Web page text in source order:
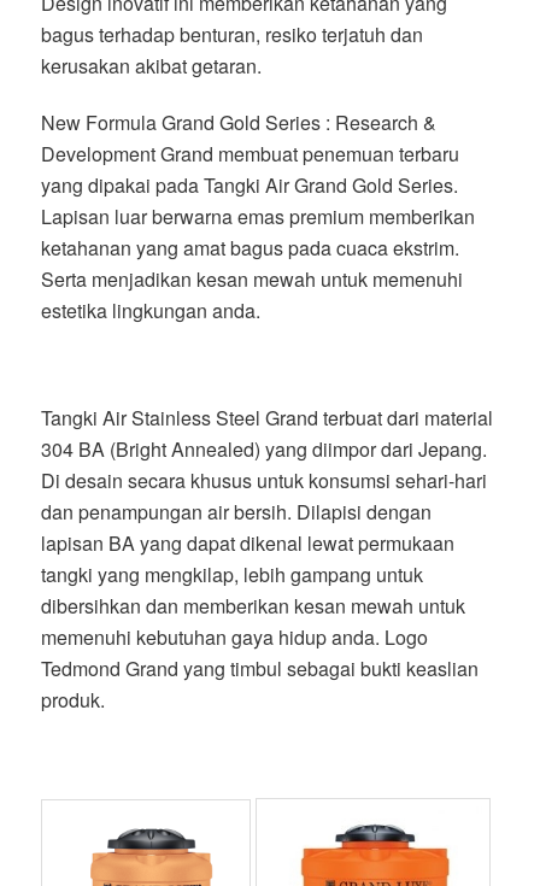
bagus terhadap benturan, resiko terjatuh dan
kerusakan akibat getaran.
New Formula Grand Gold Series : Research &
Development Grand membuat penemuan terbaru
yang dipakai pada Tangki Air Grand Gold Series.
Lapisan luar berwarna emas premium memberikan
ketahanan yang amat bagus pada cuaca ekstrim.
Serta menjadikan kesan mewah untuk memenuhi
estetika lingkungan anda.
Tangki Air Stainless Steel Grand terbuat dari material
304 BA (Bright Annealed) yang diimpor dari Jepang.
Di desain secara khusus untuk konsumsi sehari-hari
dan penampungan air bersih. Dilapisi dengan
lapisan BA yang dapat dikenal lewat permukaan
tangki yang mengkilap, lebih gampang untuk
dibersihkan dan memberikan kesan mewah untuk
memenuhi kebutuhan gaya hidup anda. Logo
Tedmond Grand yang timbul sebagai bukti keaslian
produk.